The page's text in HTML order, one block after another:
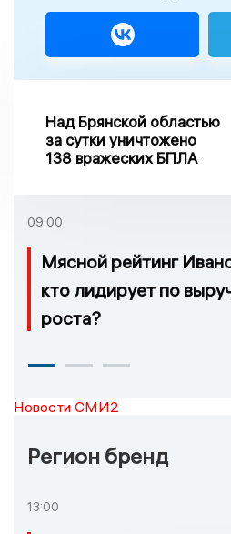
Над Брянской областью
за сутки уничтожено
138 вражеских БПЛА
09:00
Мясной рейтинг
кто лидирует по
роста?
Новости СМИ2
Регион бренд
13:00